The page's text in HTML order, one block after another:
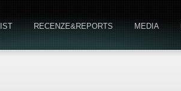
RECENZE&REPORTS MEDIA